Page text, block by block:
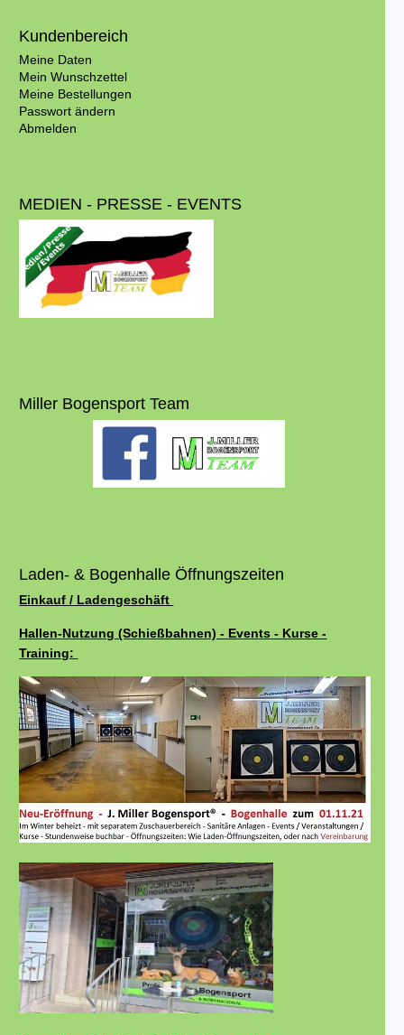
Kundenbereich
Meine Daten
Mein Wunschzettel
Meine Bestellungen
Passwort ändern
Abmelden
MEDIEN - PRESSE - EVENTS
Miller Bogensport Team
Laden- & Bogenhalle Öffnungszeiten
Einkauf / Ladengeschäft
Hallen-Nutzung (Schießbahnen) - Events - Kurse -
Training: